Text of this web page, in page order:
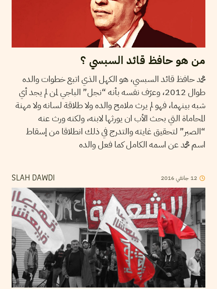
من هو حافظ قائد السبسي ؟
محمد حافظ قائد السبسي، هو الكهل الذي اتبع خطوات والده
طوال 2012، وعرّف نفسه بأنه “نجل” الباجي لمن لم يجد أي
شبه بينهما، فهو لم يرث ملامح والده ولا طلاقة لسانه ولا مهنة
المحاماة التي بحث الأب ان يورثها لابنه، ولكنه ورث عنه
“الصبر” لتحقيق غايته والتدرج في ذلك انطلاقا من إسقاط
اسم محمد عن اسمه الكامل كما فعل والده
SLAH DAWDI 12 جانفي2016